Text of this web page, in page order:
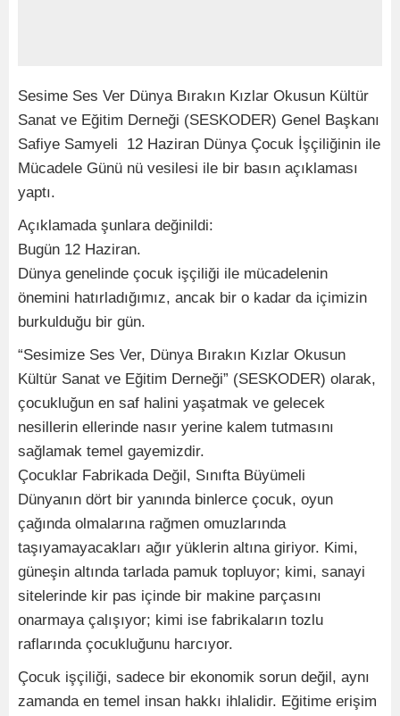
Sesime Ses Ver Dünya Bırakın Kızlar Okusun Kültür
Sanat ve Eğitim Derneği (SESKODER) Genel Başkanı
Safiye Samyeli 12 Haziran Dünya Çocuk İşçiliğinin ile
Mücadele Günü nü vesilesi ile bir basın açıklaması
yaptı.
Açıklamada şunlara değinildi:
Bugün 12 Haziran.
Dünya genelinde çocuk işçiliği ile mücadelenin
önemini hatırladığımız, ancak bir o kadar da içimizin
burkulduğu bir gün.
“Sesimize Ses Ver, Dünya Bırakın Kızlar Okusun
Kültür Sanat ve Eğitim Derneği” (SESKODER) olarak,
çocukluğun en saf halini yaşatmak ve gelecek
nesillerin ellerinde nasır yerine kalem tutmasını
sağlamak temel gayemizdir.
Çocuklar Fabrikada Değil, Sınıfta Büyümeli
Dünyanın dört bir yanında binlerce çocuk, oyun
çağında olmalarına rağmen omuzlarında
taşıyamayacakları ağır yüklerin altına giriyor. Kimi,
güneşin altında tarlada pamuk topluyor; kimi, sanayi
sitelerinde kir pas içinde bir makine parçasını
onarmaya çalışıyor; kimi ise fabrikaların tozlu
raflarında çocukluğunu harcıyor.
Çocuk işçiliği, sadece bir ekonomik sorun değil, aynı
zamanda en temel insan hakkı ihlalidir. Eğitime erişim